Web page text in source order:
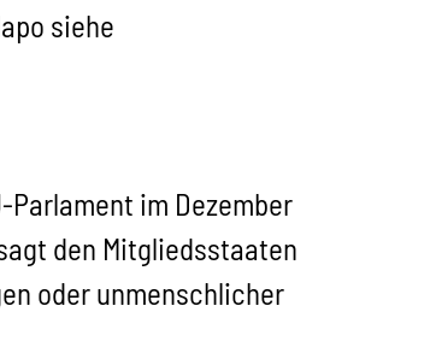
siehe
Parlament im Dezember
den Mitgliedsstaaten
oder unmenschlicher